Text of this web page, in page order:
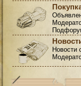
Новости